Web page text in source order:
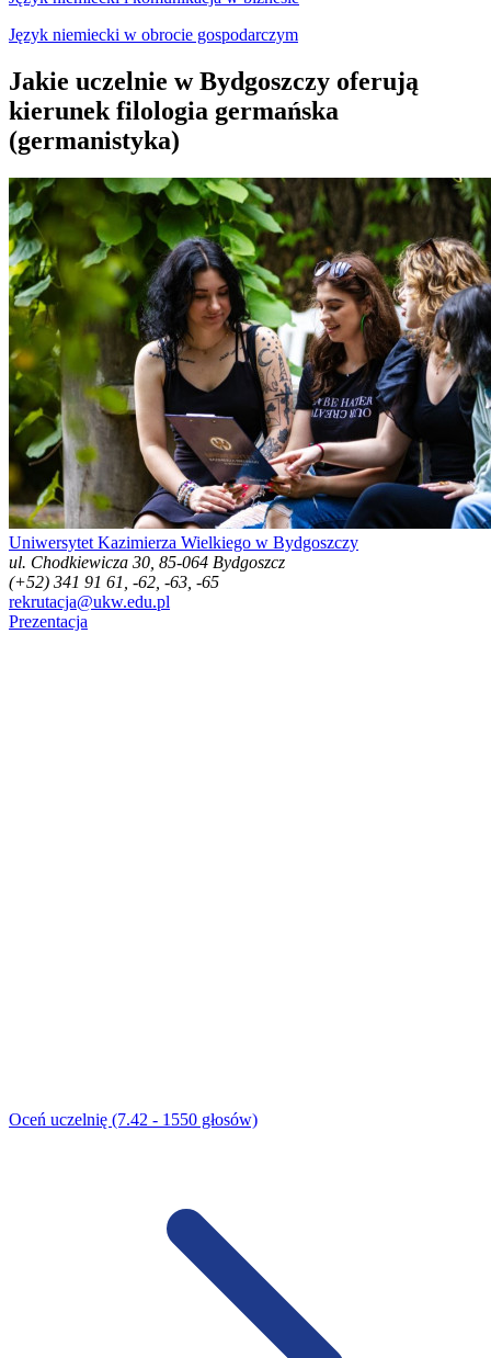
Język niemiecki w obrocie gospodarczym
Jakie uczelnie w Bydgoszczy oferują
kierunek filologia germańska
(germanistyka)
Uniwersytet Kazimierza Wielkiego w Bydgoszczy
ul. Chodkiewicza 30, 85-064 Bydgoszcz
(+52) 341 91 61, -62, -63, -65
rekrutacja@ukw.edu.pl
Prezentacja
Oceń uczelnię (7.42 - 1550 głosów)